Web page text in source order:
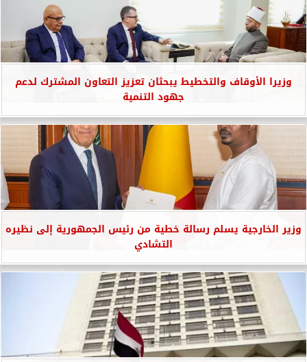
وزيرا الأوقاف والتخطيط يبحثان تعزيز التعاون المشترك لدعم
جهود التنمية
وزير الخارجية يسلم رسالة خطية من رئيس الجمهورية إلى نظيره
التشادي